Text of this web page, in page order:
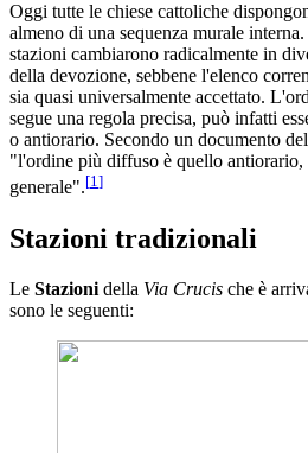
Oggi tutte le chiese cattoliche
almeno di una sequenza murale
stazioni cambiarono radicalmente in
della devozione, sebbene l'elenco
sia quasi universalmente accettato.
segue una regola precisa, può infatti
o antiorario. Secondo un documento
"l'ordine più diffuso è quello antiorario,
generale".[1]
Stazioni tradizionali
Le Stazioni della Via Crucis che è
sono le seguenti: